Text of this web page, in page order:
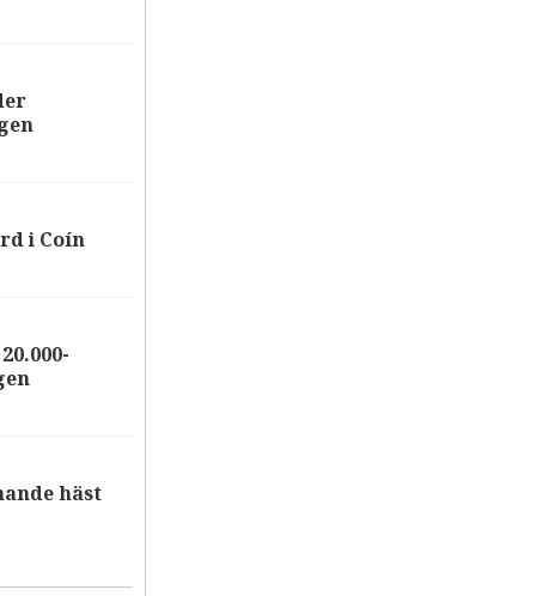
i Coín
häst